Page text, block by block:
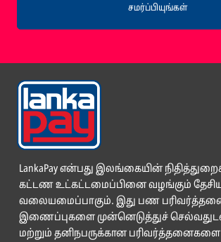
சமர்ப்பியுங்கள்
LankaPay என்பது இலங்கையின்
கட்டண உட்கட்டமைப்பினை வழங்கும்
வலையமைப்பாகும். இது பண
இணைப்புகளை முன்னெடுத்துச்
மற்றும் தனிநபருக்கான பரிவர்த்தனைகளை